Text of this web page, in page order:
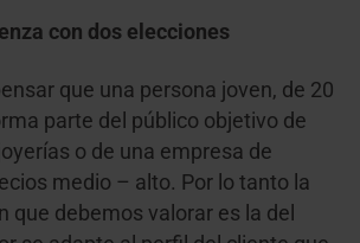
con dos elecciones
que una persona joven, de 20
parte del público objetivo de
o de una empresa de
medio – alto. Por lo tanto la
que debemos valorar es la del